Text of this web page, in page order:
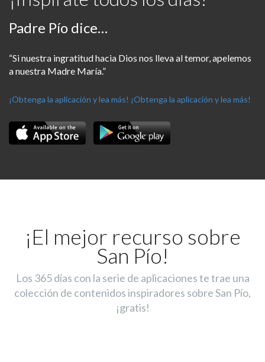
Padre Pío dice…
“Si nuestra ingratitud hacia Dios nos lleva al temor, apelemos
a nuestra Madre María.”
¡Obtenga la aplicación y lea más! ¡Obtenga la aplicación y lea más!
¡El mejor recurso sobre
San Pío!
Los 365 días con la serie de aplicaciones te trae una
colección de contenidos inspiradores sobre San Pío,
¡gratis!